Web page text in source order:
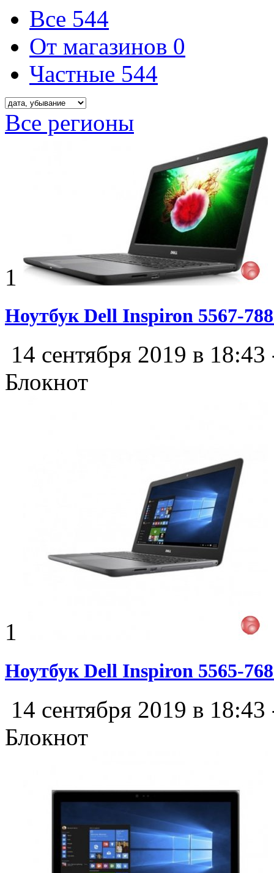
Все 544
От магазинов 0
Частные 544
Все регионы
1
Ноутбук Dell Inspiron 5567-
14 сентября 2019 в
Блокнот
1
Ноутбук Dell Inspiron 5565-
14 сентября 2019 в
Блокнот